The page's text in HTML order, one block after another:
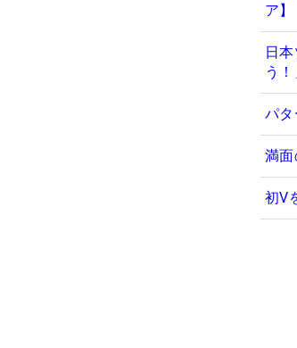
ア】
日
う
パ
満
初V